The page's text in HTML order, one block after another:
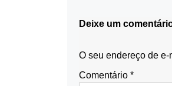
Deixe um
O seu endereço de
Comentário *